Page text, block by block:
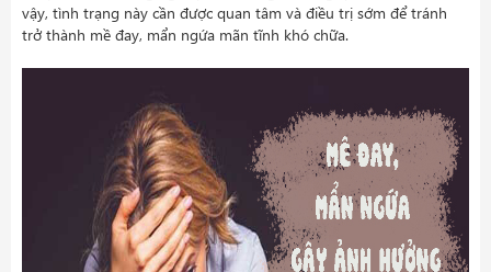
vậy, tình trạng này cần được quan tâm và điều trị sớm để tránh
trở thành mề đay, mẩn ngứa mãn tĩnh khó chữa.